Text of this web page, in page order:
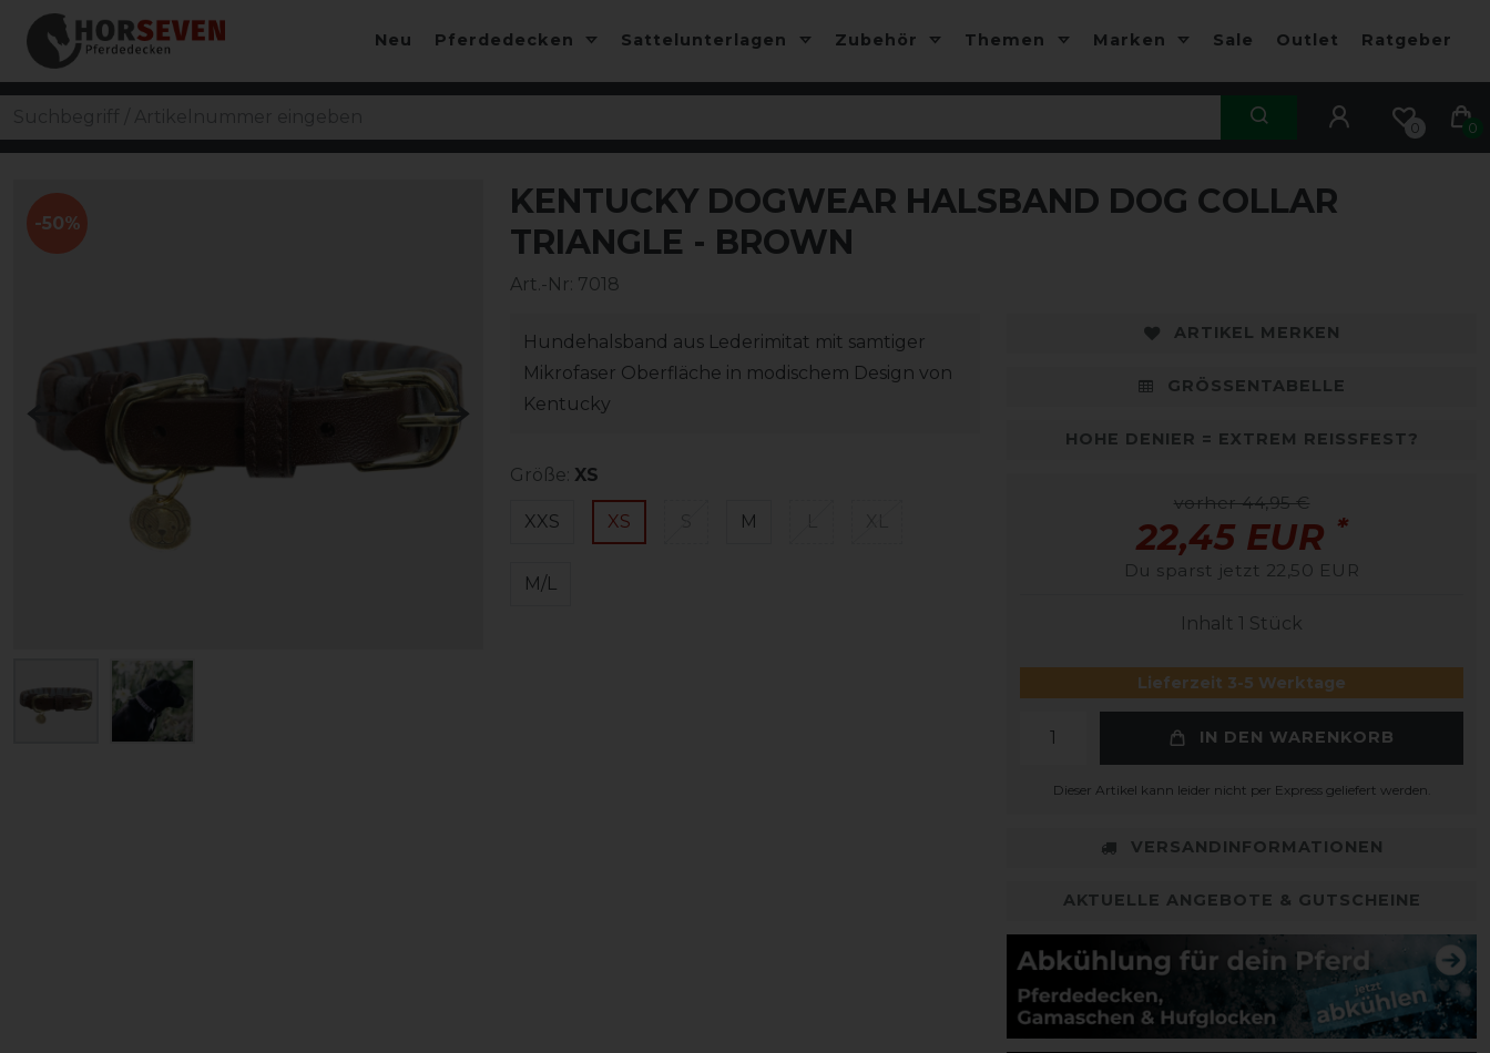
Neu Pferdedecken Sattelunterlagen Zubehör Themen Marken Sale Outlet Ratgeber
0 0
-50%
KENTUCKY DOGWEAR HALSBAND DOG COLLAR
TRIANGLE - BROWN
Art.-Nr: 7018
Hundehalsband aus Lederimitat mit samtiger
Mikrofaser Oberfläche in modischem Design von
Kentucky
Größe: XS
XXS XS M
M/L
ARTIKEL MERKEN
GRÖSSENTABELLE
HOHE DENIER = EXTREM REISSFEST?
vorher 44,95 €
22,45 EUR *
Du sparst jetzt 22,50 EUR
Inhalt 1 Stück
Lieferzeit 3-5 Werktage
IN DEN WARENKORB
Dieser Artikel kann leider nicht per Express geliefert werden.
VERSANDINFORMATIONEN
AKTUELLE ANGEBOTE & GUTSCHEINE